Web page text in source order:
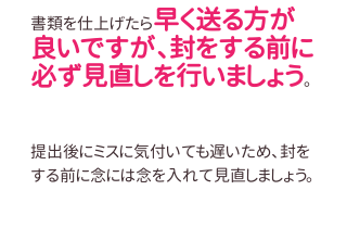
書類を仕上げたら早く送る方が
良いですが、封をする前に
必ず見直しを行いましょう。
提出後にミスに気付いても遅いため、封を
する前に念には念を入れて見直しましょう。